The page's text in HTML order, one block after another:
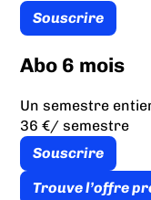
Souscrire
Abo 6 mois
Un semestre
36 €/ semestre
Souscrire
Trouve l’offre